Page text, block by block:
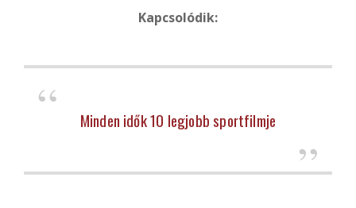
Kapcsolódik:
Minden idők 10 legjobb sportfilmje